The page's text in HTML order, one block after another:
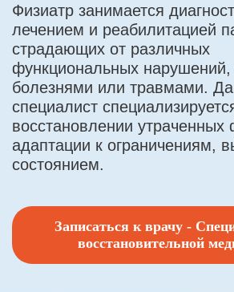
Физиатр занимается
лечением и реабилитацией
страдающих от различных
функциональных
болезнями или травмами.
специалист
восстановлении утраченных
адаптации к ограничениям,
состоянием.
Записаться к врачу -
восстановительной